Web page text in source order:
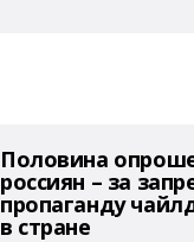
Половина
россиян – за
пропаганду
в стране